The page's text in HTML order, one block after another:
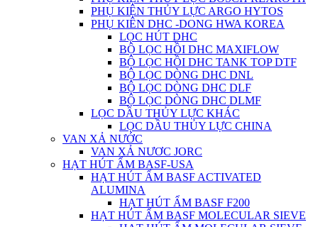
PHỤ KIỆN THỦY LỰC ARGO HYTOS
PHỤ KIÊN DHC -DONG HWA KOREA
LỌC HÚT DHC
BỘ LỌC HỒI DHC MAXIFLOW
BỘ LỌC HỒI DHC TANK TOP DTF
BỘ LỌC DÒNG DHC DNL
BỘ LỌC DÒNG DHC DLF
BỘ LỌC DÒNG DHC DLMF
LỌC DẦU THỦY LỰC KHÁC
LỌC DẦU THỦY LỰC CHINA
VAN XẢ NƯỚC
VAN XẢ NƯƠC JORC
HẠT HÚT ẨM BASF-USA
HẠT HÚT ẨM BASF ACTIVATED
ALUMINA
HẠT HÚT ẨM BASF F200
HẠT HÚT ẨM BASF MOLECULAR SIEVE